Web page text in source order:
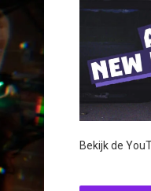
Bekijk de